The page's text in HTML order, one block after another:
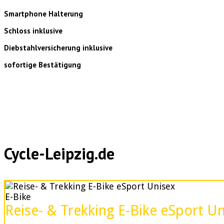
Smartphone Halterung
Schloss inklusive
Diebstahlversicherung inklusive
sofortige Bestätigung
Cycle-Leipzig.de
E-Bike
Reise- & Trekking E-Bike eSport